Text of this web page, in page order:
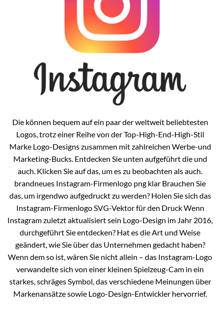
Die können bequem auf ein paar der weltweit beliebtesten
Logos, trotz einer Reihe von der Top-High-End-High-Stil
Marke Logo-Designs zusammen mit zahlreichen Werbe-und
Marketing-Bucks. Entdecken Sie unten aufgeführt die und
auch. Klicken Sie auf das, um es zu beobachten als auch.
brandneues Instagram-Firmenlogo png klar Brauchen Sie
das, um irgendwo aufgedruckt zu werden? Holen Sie sich das
Instagram-Firmenlogo SVG-Vektor für den Druck Wenn
Instagram zuletzt aktualisiert sein Logo-Design im Jahr 2016,
durchgeführt Sie entdecken? Hat es die Art und Weise
geändert, wie Sie über das Unternehmen gedacht haben?
Wenn dem so ist, wären Sie nicht allein – das Instagram-Logo
verwandelte sich von einer kleinen Spielzeug-Cam in ein
starkes, schräges Symbol, das verschiedene Meinungen über
Markenansätze sowie Logo-Design-Entwickler hervorrief.